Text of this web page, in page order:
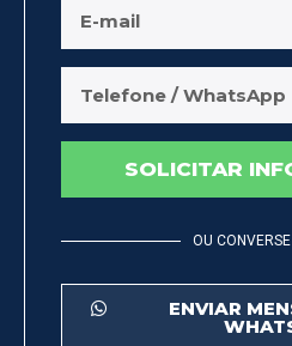
SOLICITAR
OU
ENVIAR